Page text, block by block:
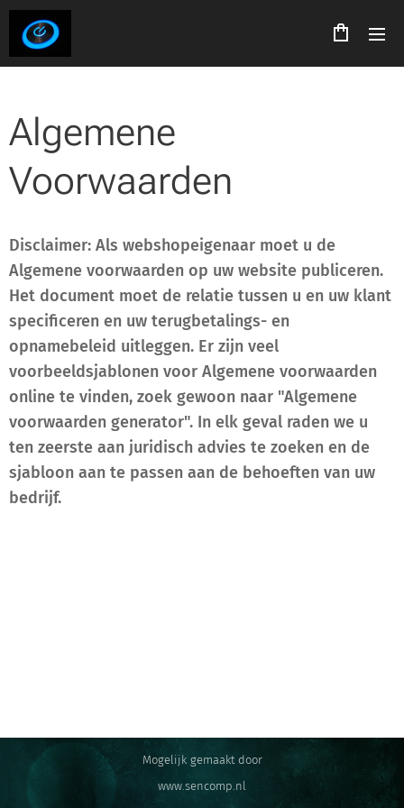
Algemene
Voorwaarden
Disclaimer: Als webshopeigenaar moet u de
Algemene voorwaarden op uw website publiceren.
Het document moet de relatie tussen u en uw klant
specificeren en uw terugbetalings- en
opnamebeleid uitleggen. Er zijn veel
voorbeeldsjablonen voor Algemene voorwaarden
online te vinden, zoek gewoon naar "Algemene
voorwaarden generator". In elk geval raden we u
ten zeerste aan juridisch advies te zoeken en de
sjabloon aan te passen aan de behoeften van uw
bedrijf.
Mogelijk gemaakt door
www.sencomp.nl